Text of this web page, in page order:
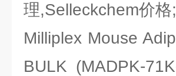
理,Selleckchem价格;
Milliplex Mouse
BULK (MADPK-